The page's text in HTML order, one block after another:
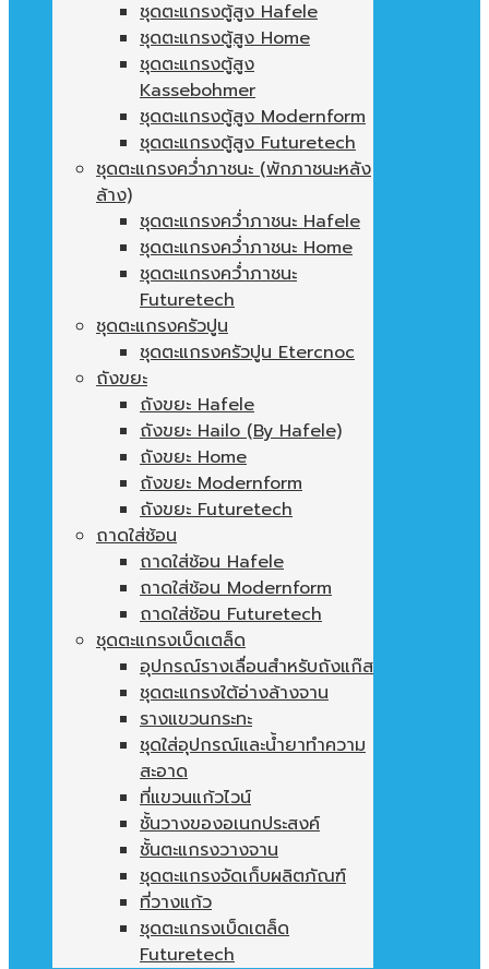
ชุดตะแกรงตู้สูง Hafele
ชุดตะแกรงตู้สูง Home
ชุดตะแกรงตู้สูง
Kassebohmer
ชุดตะแกรงตู้สูง Modernform
ชุดตะแกรงตู้สูง Futuretech
ชุดตะแกรงคว่ำภาชนะ (พักภาชนะหลัง
ล้าง)
ชุดตะแกรงคว่ำภาชนะ Hafele
ชุดตะแกรงคว่ำภาชนะ Home
ชุดตะแกรงคว่ำภาชนะ
Futuretech
ชุดตะแกรงครัวปูน
ชุดตะแกรงครัวปูน Etercnoc
ถังขยะ
ถังขยะ Hafele
ถังขยะ Hailo (By Hafele)
ถังขยะ Home
ถังขยะ Modernform
ถังขยะ Futuretech
ถาดใส่ช้อน
ถาดใส่ช้อน Hafele
ถาดใส่ช้อน Modernform
ถาดใส่ช้อน Futuretech
ชุดตะแกรงเบ็ดเตล็ด
อุปกรณ์รางเลื่อนสำหรับถังแก๊ส
ชุดตะแกรงใต้อ่างล้างจาน
รางแขวนกระทะ
ชุดใส่อุปกรณ์และน้ำยาทำความ
สะอาด
ที่แขวนแก้วไวน์
ชั้นวางของอเนกประสงค์
ชั้นตะแกรงวางจาน
ชุดตะแกรงจัดเก็บผลิตภัณฑ์
ที่วางแก้ว
ชุดตะแกรงเบ็ดเตล็ด
Futuretech